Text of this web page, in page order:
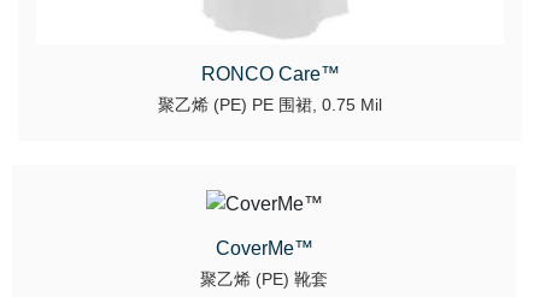
RONCO Care™
聚乙烯 (PE) PE 围裙, 0.75 Mil
CoverMe™
聚乙烯 (PE) 靴套